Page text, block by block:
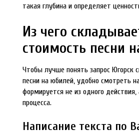
такая глубина и определяет
Из чего
стоимость песни
Чтобы лучше понять запрос Югорск
песни на юбилей, удобно смотреть
формируется не из одного действия,
процесса.
Написание текста по